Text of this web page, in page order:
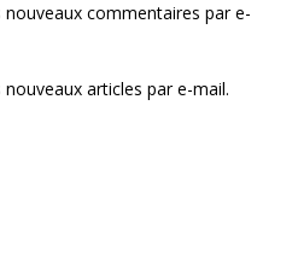
commentaires par e-
articles par e-mail.